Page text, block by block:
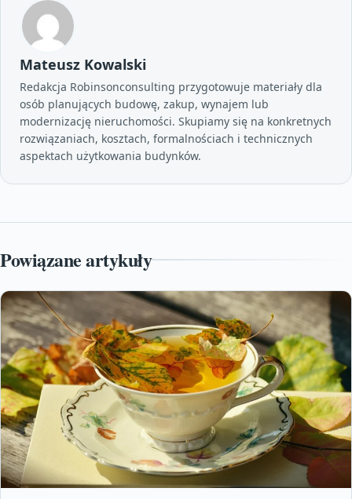
Mateusz Kowalski
Redakcja Robinsonconsulting przygotowuje materiały dla
osób planujących budowę, zakup, wynajem lub
modernizację nieruchomości. Skupiamy się na konkretnych
rozwiązaniach, kosztach, formalnościach i technicznych
aspektach użytkowania budynków.
Powiązane artykuły